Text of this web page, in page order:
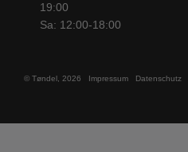
19:00
Sa: 12:00-18:00
© Tøndel, 2026 Impressum Datenschutz